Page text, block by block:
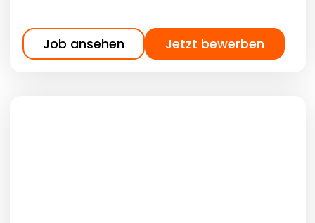
Job ansehen Jetzt bewerben